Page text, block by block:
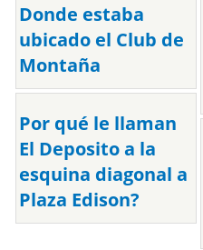
Donde estaba
ubicado el Club de
Montaña
Por qué le llaman
El Deposito a la
esquina diagonal a
Plaza Edison?